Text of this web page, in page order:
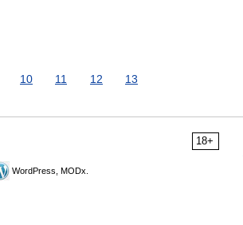
10 11 12 13
18+
WordPress, MODx.